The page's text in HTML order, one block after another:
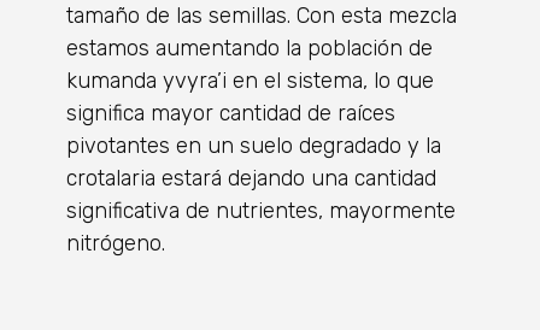
tamaño de las semillas. Con esta mezcla
estamos aumentando la población de
kumanda yvyra’i en el sistema, lo que
significa mayor cantidad de raíces
pivotantes en un suelo degradado y la
crotalaria estará dejando una cantidad
significativa de nutrientes, mayormente
nitrógeno.